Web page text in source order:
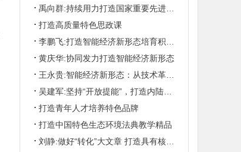
禹向群:持续用力打造国家重要先进制造业高地
打造高质量特色思政课
黄庆华:协同发力打造智能经济新形态
王永贵:智能经济新形态：从技术革命到产业生态重构
吴建军:坚持“开放提能”，打造内陆地区改革开放高地
打造青年人才培养特色品牌
打造中国特色生态环境法典教学精品
刘静:做好“转化”大文章 打造具有核心竞争力的科技创新高地